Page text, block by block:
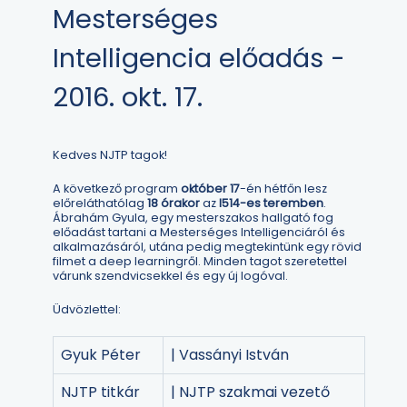
Mesterséges
Intelligencia előadás -
2016. okt. 17.
Kedves NJTP tagok!
A következő program október 17-én hétfőn lesz
előreláthatólag 18 órakorazI514-es teremben.
Ábrahám Gyula, egy mesterszakos hallgató fog
előadást tartani a Mesterséges Intelligenciáról és
alkalmazásáról, utána pedig megtekintünk egy rövid
filmet a deep learningről. Minden tagot szeretettel
várunk szendvicsekkel és egy új logóval.
Üdvözlettel:
Gyuk Péter
| Vassányi István
NJTP titkár
| NJTP szakmai vezető